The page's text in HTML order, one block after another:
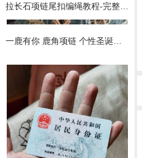
春暖花开尾扣随手教程编绳教程-完整编法步骤
拉长石项链尾扣编绳教程-完整编法步骤
一鹿有你 鹿角项链 个性圣诞节礼物DIY视频教程 南美蜡线macrame包石项链 拉长石月光石更美哦